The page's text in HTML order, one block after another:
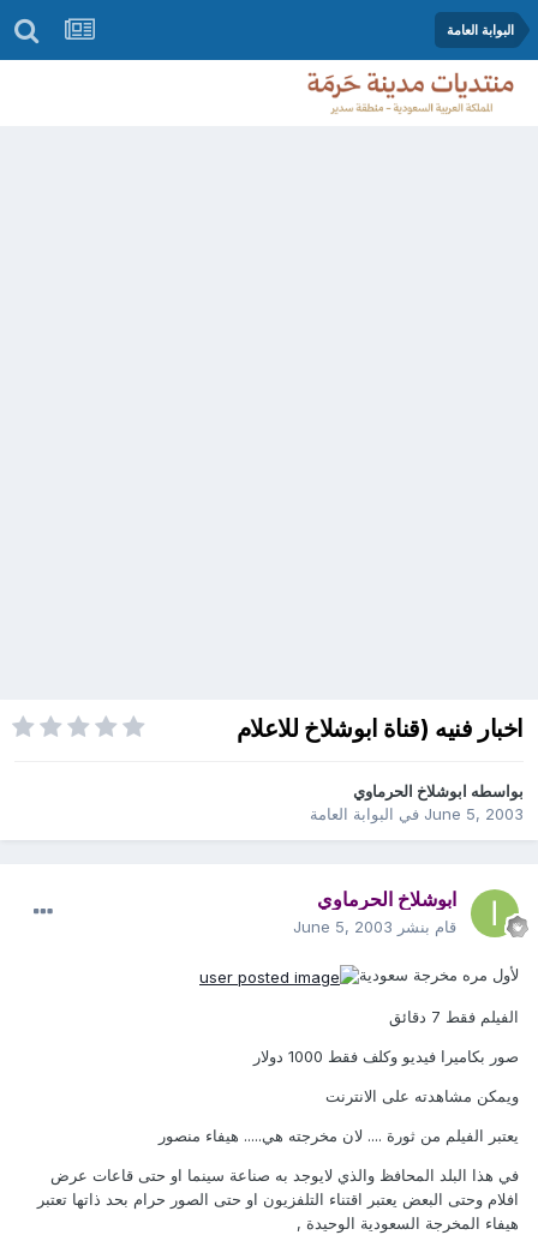
البوابة العامة
اخبار فنيه (قناة ابوشلاخ للاعلام
بواسطه ابوشلاخ الحرماوي
June 5, 2003في البوابة العامة
ابوشلاخ الحرماوي
قام بنشر June 5, 2003
لأول مره مخرجة سعودية
الفيلم فقط 7 دقائق
صور بكاميرا فيديو وكلف فقط 1000 دولار
ويمكن مشاهدته على الانترنت
يعتبر الفيلم من ثورة .... لان مخرجته هي..... هيفاء منصور
في هذا البلد المحافظ والذي لايوجد به صناعة سينما او حتى قاعات عرض
افلام وحتى البعض يعتبر اقتناء التلفزيون او حتى الصور حرام بحد ذاتها تعتبر
هيفاء المخرجة السعودية الوحيدة ,